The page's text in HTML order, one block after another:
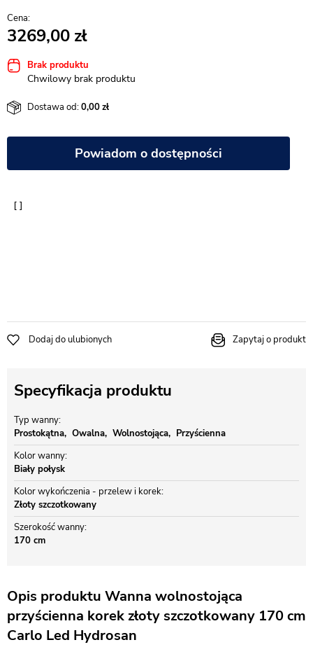
3269,00
Brak produktu
Chwilowy brak produktu
Dostawa od:0,00
Powiadom o dostępności
Dodaj do ulubionych Zapytaj o produkt
Specyfikacja produktu
Typ wanny
Prostokątna
Owalna Wolnostojąca
Przyścienna
Kolor wanny
Biały połysk
Kolor wykończenia - przelew i korek
Złoty szczotkowany
Szerokość wanny
170 cm
Opis produktu Wanna wolnostojąca
przyścienna korek złoty szczotkowany 170 cm
Carlo Led Hydrosan